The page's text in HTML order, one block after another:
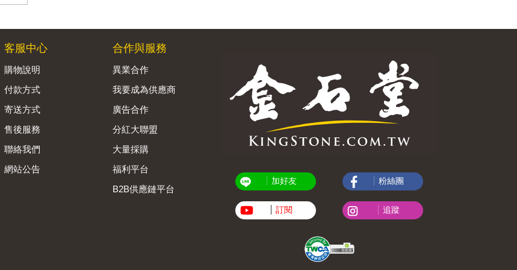
客服中心
購物說明
付款方式
寄送方式
售後服務
聯絡我們
網站公告
合作與服務
異業合作
我要成為供應商
廣告合作
分紅大聯盟
大量採購
福利平台
B2B供應鏈平台
加好友
訂閱
粉絲團
追蹤